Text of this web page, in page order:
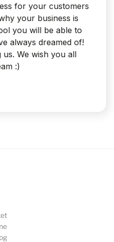
for your customers
your business is
you will be able to
always dreamed of!
We wish you all
:)